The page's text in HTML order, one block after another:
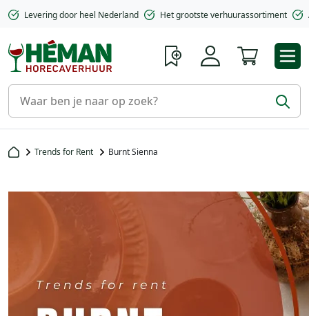
Levering door heel Nederland Het grootste verhuurassortiment
Trends for Rent Burnt Sienna